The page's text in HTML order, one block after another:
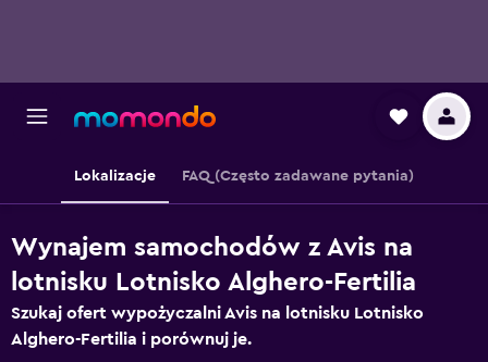
Lokalizacje FAQ (Często zadawane pytania)
Wynajem samochodów z Avis na
lotnisku Lotnisko Alghero-Fertilia
Szukaj ofert wypożyczalni Avis na lotnisku Lotnisko
Alghero-Fertilia i porównuj je.